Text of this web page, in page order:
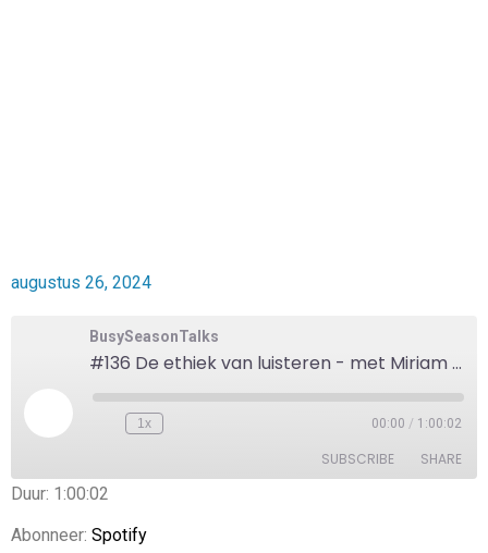
augustus 26, 2024
BusySeasonTalks
#136 De ethiek van luisteren - met Miriam Rasch
1x 00:00 / 1:00:02
SUBSCRIBE SHARE
Duur: 1:00:02
Abonneer: Spotify